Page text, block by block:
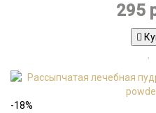
295
-18%